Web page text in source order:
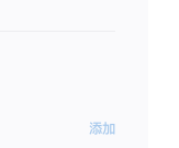
添加